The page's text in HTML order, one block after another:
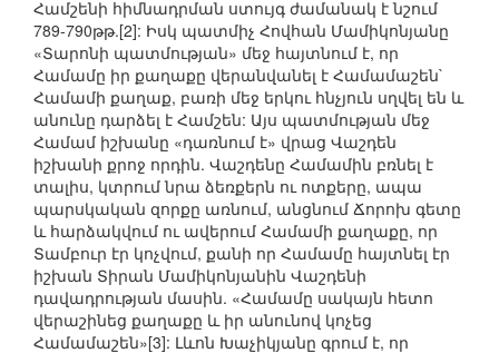
Համշենի հիմնադրման ստույգ ժամանակ է նշում
789-790թթ.[2]: Իսկ պատմիչ Հովհան Մամիկոնյանը
«Տարոնի պատմության» մեջ հայտնում է, որ
Համամը իր քաղաքը վերանվանել է Համամաշեն`
Համամի քաղաք, բառի մեջ երկու հնչյուն սղվել են և
անունը դարձել է Համշեն: Այս պատմության մեջ
Համամ իշխանը «դառնում է» վրաց Վաշդեն
իշխանի քրոջ որդին. Վաշդենը Համամին բռնել է
տալիս, կտրում նրա ձեռքերն ու ոտքերը, ապա
պարսկական զորքը առնում, անցնում Ճորոխ գետը
և հարձակվում ու ավերում Համամի քաղաքը, որ
Տամբուր էր կոչվում, քանի որ Համամը հայտնել էր
իշխան Տիրան Մամիկոնյանին Վաշդենի
դավադրության մասին. «Համամը սակայն հետո
վերաշինեց քաղաքը և իր անունով կոչեց
Համամաշեն»[3]: Լևոն Խաչիկյանը գրում է, որ